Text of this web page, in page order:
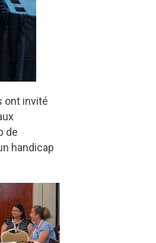
ont invité
de
handicap